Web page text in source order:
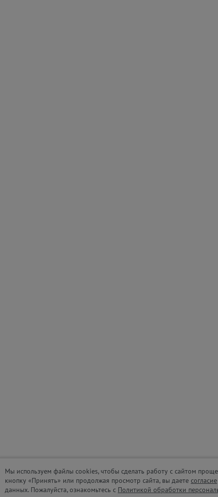
Мы используем файлы cookies, чтобы сделать работу с сайтом
кнопку «Принять» или продолжая просмотр сайта, вы даете согласие
данных. Пожалуйста, ознакомьтесь с Политикой обработки